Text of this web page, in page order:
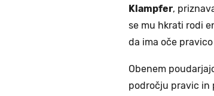
Klampfer,
se mu hkrati rodi
da ima oče
Obenem
področju pravic in